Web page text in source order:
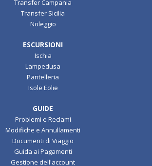
Transfer Campania
Transfer Sicilia
Noleggio
ESCURSIONI
Ischia
Lampedusa
Pantelleria
Isole Eolie
GUIDE
Problemi e Reclami
Modifiche e Annullamenti
Documenti di Viaggio
Guida ai Pagamenti
Gestione dell'account